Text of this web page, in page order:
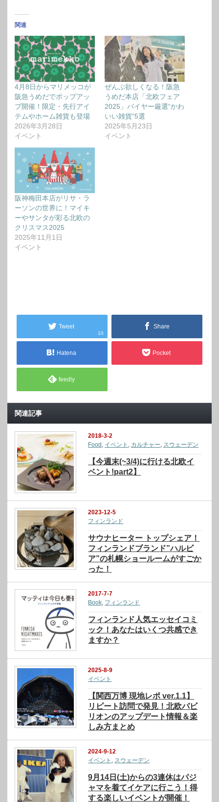
関連
4月8日からマリメッコが
阪急うめだでポップアッ
プ開催！限定・先行アイ
テムやホーム雑貨も登場
2026年3月28日
イベント
ぜんぶ欲しくなる！阪急
うめだ本店「北欧フェア
2025」バイヤー厳選“かわ
いい雑貨”5選
2025年5月23日
イベント
阪神梅田本店がリサ・ラ
ーソンの世界に！マイキ
ーやサンタが彩る北欧の
クリスマス2025
2025年11月1日
イベント
Tweet
10
Share
Hatena Pocket
feedly
関連記事
2018-3-2
Food イベント カルチャー スウェーデン
【今週末(~3/4)に行ける北欧イ
ベント!part2】
2023-12-5
フィンランド
サウナヒーター トップシェア！
フィンランドブランド”ハルビ
ア”の札幌ショールームがすごか
った！
2017-7-7
Book, フィンランド
フィンランド人気エッセイコミ
ック！あなたはいくつ共感でき
ますか？
2025-8-9
イベント
【関西万博 現地レポ ver.1.1】
リピート訪問で発見！北欧パビ
リオンのアップデート情報＆楽
しみ方まとめ
2024-9-12
イベント , スウェーデン
9月14日(土)からの3連休はパジ
ャマを着てイケアに行こう！得
する楽しいイベントが開催！